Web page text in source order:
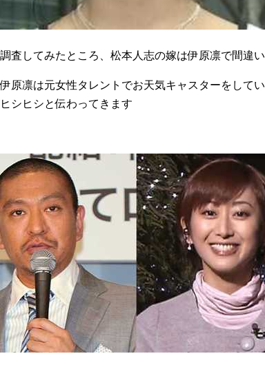
査してみたところ、松本人志の嫁は伊原凛で間違
原凛は元女性タレントでお天気キャスターをして
シヒシと伝わってきます